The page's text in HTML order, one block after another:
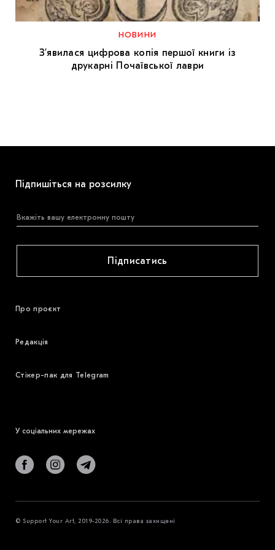
МАРІУПОЛЬСЬКІ МАРГІНАЛІЇ
ДОСЛІДНИЦЬКА ПЛАТФОРМА
ЗАПАЛЕННЯ
НОВИНИ
З’явилася цифрова копія першої книги із
друкарні Почаївської лаври
Підпишіться на розсилку
Підписатись
Про проєкт
Редакція
Стікер-пак для Telegram
У соціальних мережах
© Support Your Art, 2019-2026. Всі права захищені